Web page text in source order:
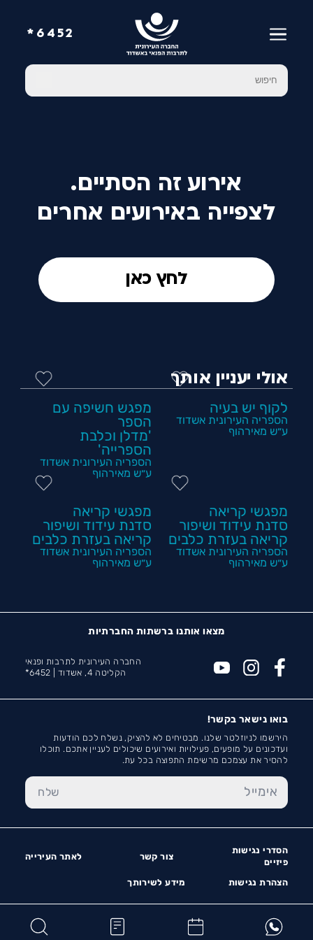
6452*
אירוע זה הסתיים.
לצפייה באירועים אחרים
לחץ כאן
אולי יעניין אותך
לקוף יש בעיה
הספריה העירונית אשדוד
ע״ש מאירהוף
מפגש חשיפה עם
הספר
'מדלן וכלבת
הספרייה'
הספריה העירונית אשדוד
ע״ש מאירהוף
מפגשי קריאה
סדנת עידוד ושיפור
קריאה בעזרת כלבים
הספריה העירונית אשדוד
ע״ש מאירהוף
מפגשי קריאה
סדנת עידוד ושיפור
קריאה בעזרת כלבים
הספריה העירונית אשדוד
ע״ש מאירהוף
מצאו אותנו ברשתות החברתיות
החברה העירונית לתרבות ופנאי
הקליטה 4, אשדוד |
6452*
בואו נישאר בקשר!
הירשמו לניוזלטר שלנו. מבטיחים לא להציק, נשלח לכם הודעות
ועדכונים על מופעים, פעילויות ואירועים שיכולים לעניין אתכם. תוכלו
להסיר את עצמכם מרשימת התפוצה בכל עת.
הסדרי נגישות
פיזיים
צור קשר לאתר העירייה
הצהרת נגישות מידע לשירותך